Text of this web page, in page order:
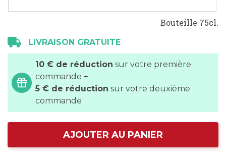
Bouteille 75cl.
LIVRAISON GRATUITE
10 € de réduction sur votre première
commande +
5 € de réduction sur votre deuxième
commande
AJOUTER AU PANIER